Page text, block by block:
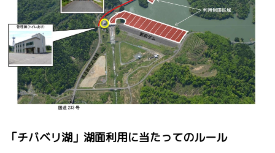
「チバベリ湖」湖面利用に当たってのルール